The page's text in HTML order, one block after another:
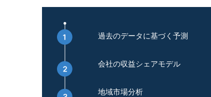
過去のデータに基づく予測
会社の収益シェアモデル
地域市場分析